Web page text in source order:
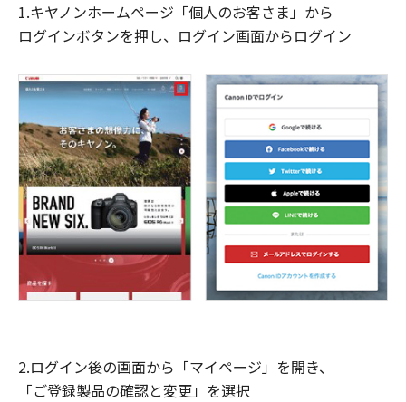
1.キヤノンホームページ「個人のお客さま」から
ログインボタンを押し、ログイン画面からログイン
2.ログイン後の画面から「マイページ」を開き、
「ご登録製品の確認と変更」を選択